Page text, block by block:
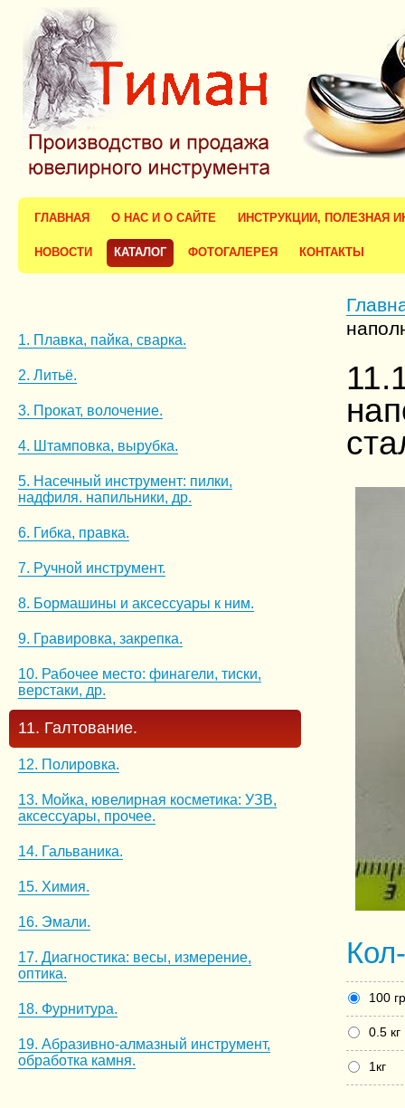
ГЛАВНАЯ О НАС И О САЙТЕ ИНСТРУКЦИИ, ПОЛЕЗНАЯ
НОВОСТИ КАТАЛОГ ФОТОГАЛЕРЕЯ КОНТАКТЫ
1. Плавка, пайка, сварка.
2. Литьё.
3. Прокат, волочение.
4. Штамповка, вырубка.
5. Насечный инструмент: пилки,
надфиля. напильники, др.
6. Гибка, правка.
7. Ручной инструмент.
8. Бормашины и аксессуары к ним.
9. Гравировка, закрепка.
10. Рабочее место: финагели, тиски,
верстаки, др.
11. Галтование.
12. Полировка.
13. Мойка, ювелирная косметика: УЗВ,
аксессуары, прочее.
14. Гальваника.
15. Химия.
16. Эмали.
17. Диагностика: весы, измерение,
оптика.
18. Фурнитура.
19. Абразивно-алмазный инструмент,
обработка камня.
100
0.5 кг
1кг